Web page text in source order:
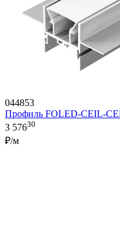
044853
Профиль FOLED-CEIL-
3 57630
₽/м